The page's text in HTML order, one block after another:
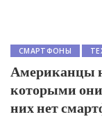
СМАРТФОНЫ
Американцы
которыми
них нет